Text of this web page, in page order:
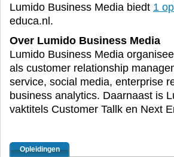
Lumido Business Media biedt 1
educa.nl.
Over Lumido Business Media
Lumido Business Media
als customer relationship
service, social media, enterprise
business analytics. Daarnaast is
vaktitels Customer Tallk en Next
Opleidingen